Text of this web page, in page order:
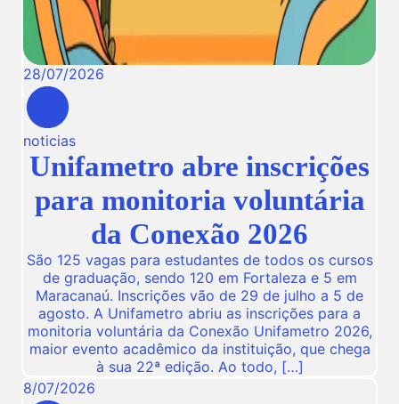
28/07/2026
noticias
Unifametro abre inscrições
para monitoria voluntária
da Conexão 2026
São 125 vagas para estudantes de todos os cursos
de graduação, sendo 120 em Fortaleza e 5 em
Maracanaú. Inscrições vão de 29 de julho a 5 de
agosto. A Unifametro abriu as inscrições para a
monitoria voluntária da Conexão Unifametro 2026,
maior evento acadêmico da instituição, que chega
à sua 22ª edição. Ao todo, […]
8/07/2026